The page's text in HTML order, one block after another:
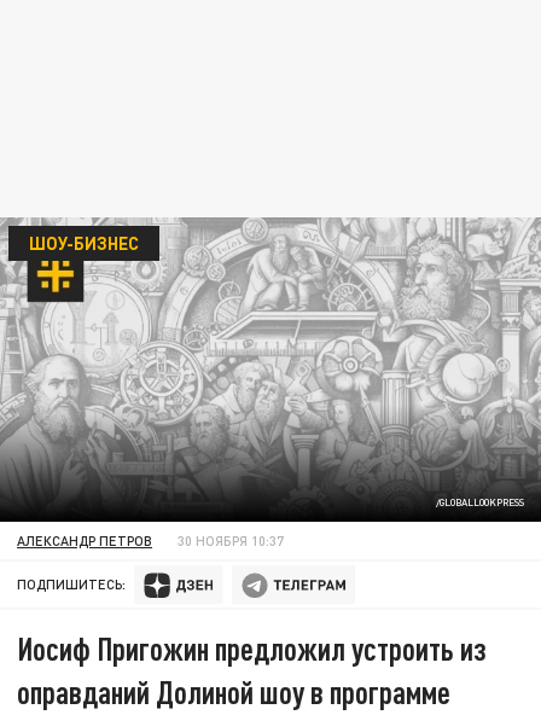
/GLOBALLOOKPRESS
ШОУ-БИЗНЕС
АЛЕКСАНДР ПЕТРОВ 30 НОЯБРЯ 10:37
ПОДПИШИТЕСЬ:
Иосиф Пригожин предложил устроить из
оправданий Долиной шоу в программе